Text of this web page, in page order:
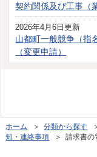
契約関係及び工事（
2026年4月6日更新
山都町一般競争（指
（変更申請）
ホーム ＞分類から探す
知・連絡事項 ＞ 請求書の